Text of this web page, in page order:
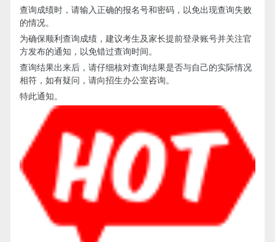
查询成绩时，请输入正确的报名号和密码，以免出现查询失败
的情况。
为确保顺利查询成绩，建议考生及家长提前登录账号并关注官
方发布的通知，以免错过查询时间。
查询结果出来后，请仔细核对查询结果是否与自己的实际情况
相符，如有疑问，请向招生办公室咨询。
特此通知。